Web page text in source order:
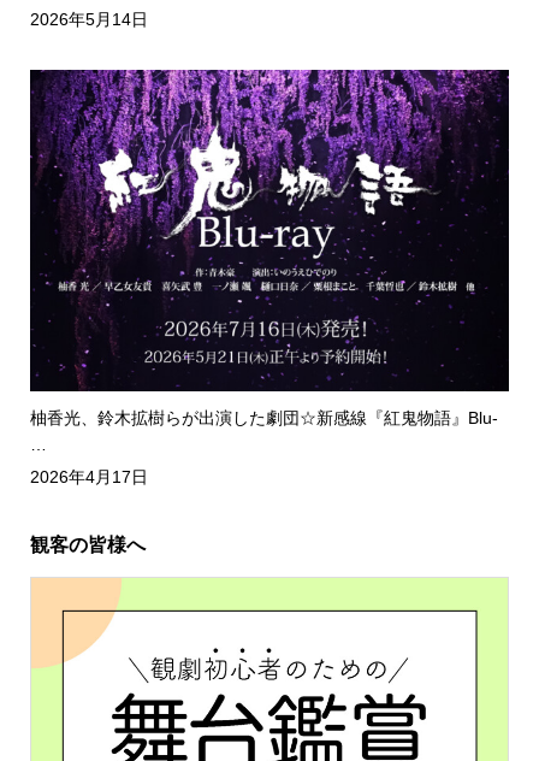
2026年5月14日
柚香光、鈴木拡樹らが出演した劇団☆新感線『紅鬼物語』Blu-
2026年4月17日
観客の皆様へ